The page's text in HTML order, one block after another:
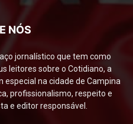
NÓS
jornalístico que tem como
leitores sobre o Cotidiano, a
especial na cidade de Campina
profissionalismo, respeito e
e editor responsável.